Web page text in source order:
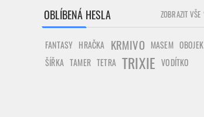
OBLÍBENÁ HESLA
FANTASY HRAČKA KRMIVO MASEM OBOJEK
ŠÍŘKA TAMER TETRA TRIXIE VODÍTKO
ZOBRAZIT VŠE